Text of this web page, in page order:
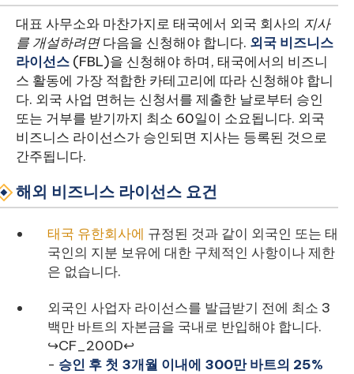
대표 사무소와 마찬가지로 태국에서 외국 회사의 지사
를 개설하려면다음을 신청해야 합니다. 외국 비즈니스
라이선스 (FBL)을 신청해야 하며, 태국에서의 비즈니
스 활동에 가장 적합한 카테고리에 따라 신청해야 합니
다. 외국 사업 면허는 신청서를 제출한 날로부터 승인
또는 거부를 받기까지 최소 60일이 소요됩니다. 외국
비즈니스 라이선스가 승인되면 지사는 등록된 것으로
간주됩니다.
해외 비즈니스 라이선스 요건
태국 유한회사에 규정된 것과 같이 외국인 또는 태
국인의 지분 보유에 대한 구체적인 사항이나 제한
은 없습니다.
외국인 사업자 라이선스를 발급받기 전에 최소 3
백만 바트의 자본금을 국내로 반입해야 합니다.
↪CF_200D↩
- 승인 후 첫 3개월 이내에 300만 바트의 25%